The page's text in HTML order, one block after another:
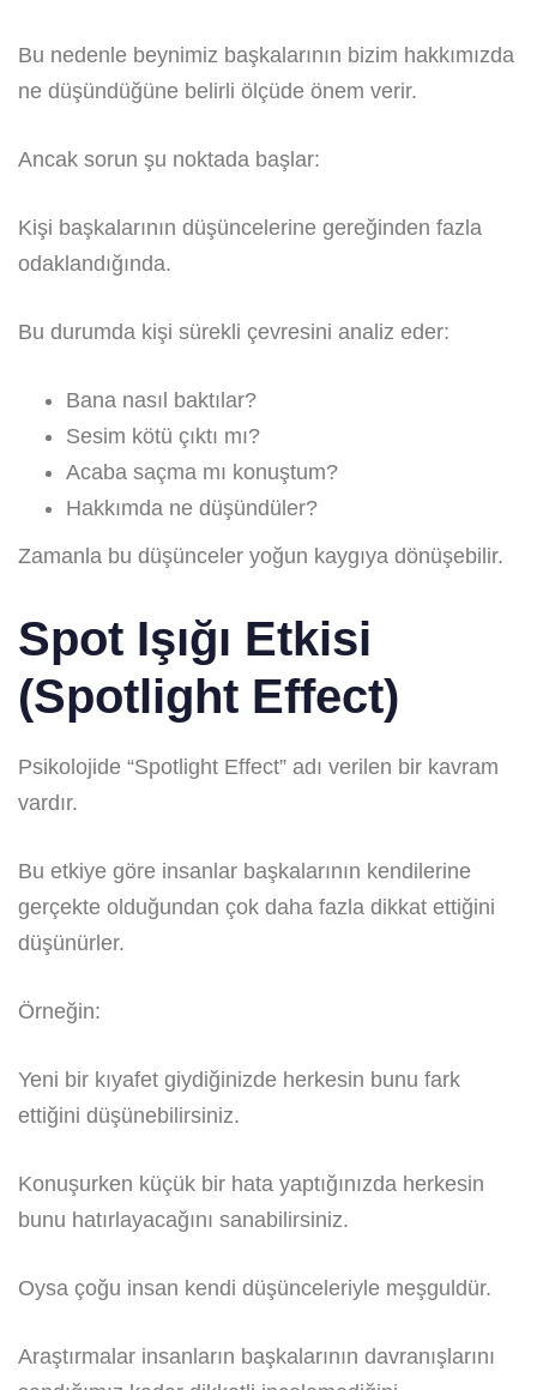
Bu nedenle beynimiz başkalarının bizim hakkımızda
ne düşündüğüne belirli ölçüde önem verir.
Ancak sorun şu noktada başlar:
Kişi başkalarının düşüncelerine gereğinden fazla
odaklandığında.
Bu durumda kişi sürekli çevresini analiz eder:
Bana nasıl baktılar?
Sesim kötü çıktı mı?
Acaba saçma mı konuştum?
Hakkımda ne düşündüler?
Zamanla bu düşünceler yoğun kaygıya dönüşebilir.
Spot Işığı Etkisi
(Spotlight Effect)
Psikolojide “Spotlight Effect” adı verilen bir kavram
vardır.
Bu etkiye göre insanlar başkalarının kendilerine
gerçekte olduğundan çok daha fazla dikkat ettiğini
düşünürler.
Örneğin:
Yeni bir kıyafet giydiğinizde herkesin bunu fark
ettiğini düşünebilirsiniz.
Konuşurken küçük bir hata yaptığınızda herkesin
bunu hatırlayacağını sanabilirsiniz.
Oysa çoğu insan kendi düşünceleriyle meşguldür.
Araştırmalar insanların başkalarının davranışlarını